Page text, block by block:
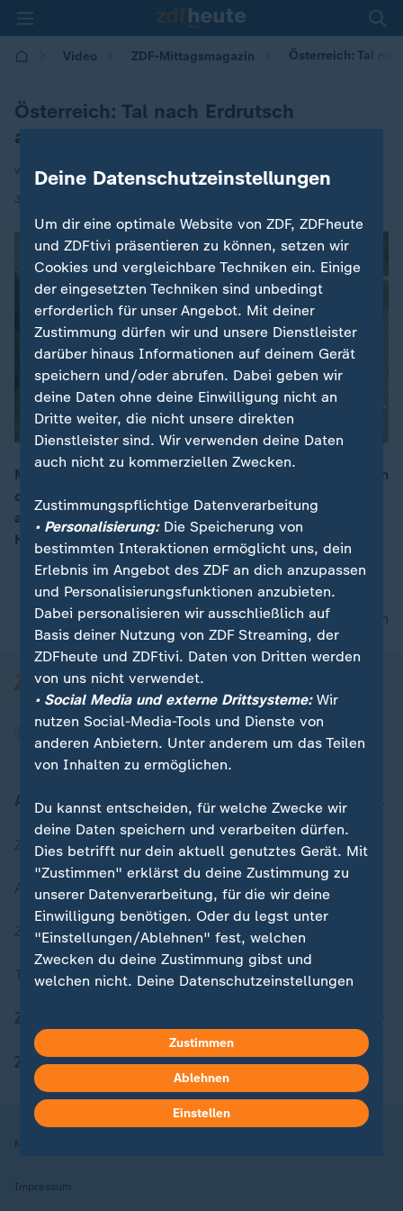
Video ZDF-Mittagsmagazin Österreich: Tal
Österreich: Tal nach Erdrutsch
abgeschnitten
von Annette Streicher
30.06.2026 | 12:00
00:16
Muren in Tirol: Nach Erdrutschen ist der hintere Bereich
des österreichischen Kaunertals von der Außenwelt
abgeschnitten. Rund 200 Menschen mussten mit
Hubschraubern ausgeflogen werden.
nach oben
Aktuell bei ZDFheute
Zuletzt veröffentlicht
Aktuelle Sendungs-Videos
ZDFheute Stories
Themen im Überblick
ZDFheute Apps
Nutzungsbedingungen
Impressum
Deine Datenschutzeinstellungen
Um dir eine optimale Website von ZDF, ZDFheute
und ZDFtivi präsentieren zu können, setzen wir
Cookies und vergleichbare Techniken ein. Einige
der eingesetzten Techniken sind unbedingt
erforderlich für unser Angebot. Mit deiner
Zustimmung dürfen wir und unsere Dienstleister
darüber hinaus Informationen auf deinem Gerät
speichern und/oder abrufen. Dabei geben wir
deine Daten ohne deine Einwilligung nicht an
Dritte weiter, die nicht unsere direkten
Dienstleister sind. Wir verwenden deine Daten
auch nicht zu kommerziellen Zwecken.
Zustimmungspflichtige Datenverarbeitung
• Personalisierung:Die Speicherung von
bestimmten Interaktionen ermöglicht uns, dein
Erlebnis im Angebot des ZDF an dich anzupassen
und Personalisierungsfunktionen anzubieten.
Dabei personalisieren wir ausschließlich auf
Basis deiner Nutzung von ZDF Streaming, der
ZDFheute und ZDFtivi. Daten von Dritten werden
von uns nicht verwendet.
• Social Media und externe Drittsysteme:Wir
nutzen Social-Media-Tools und Dienste von
anderen Anbietern. Unter anderem um das Teilen
von Inhalten zu ermöglichen.
Du kannst entscheiden, für welche Zwecke wir
deine Daten speichern und verarbeiten dürfen.
Dies betrifft nur dein aktuell genutztes Gerät. Mit
"Zustimmen" erklärst du deine Zustimmung zu
unserer Datenverarbeitung, für die wir deine
Einwilligung benötigen. Oder du legst unter
"Einstellungen/Ablehnen" fest, welchen
Zwecken du deine Zustimmung gibst und
welchen nicht. Deine Datenschutzeinstellungen
Hier findest du das Impressum.
Weitere Informationen findest du in unserer
Datenschutzerklärung.
Zustimmen
Ablehnen
Einstellen